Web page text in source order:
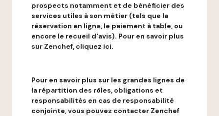
prospects notamment et de bénéficier des
services utiles à son métier (tels que la
réservation en ligne, le paiement à table, ou
encore le recueil d'avis). Pour en savoir plus
sur Zenchef, cliquez ici.
Pour en savoir plus sur les grandes lignes de
la répartition des rôles, obligations et
responsabilités en cas de responsabilité
conjointe, vous pouvez contacter Zenchef